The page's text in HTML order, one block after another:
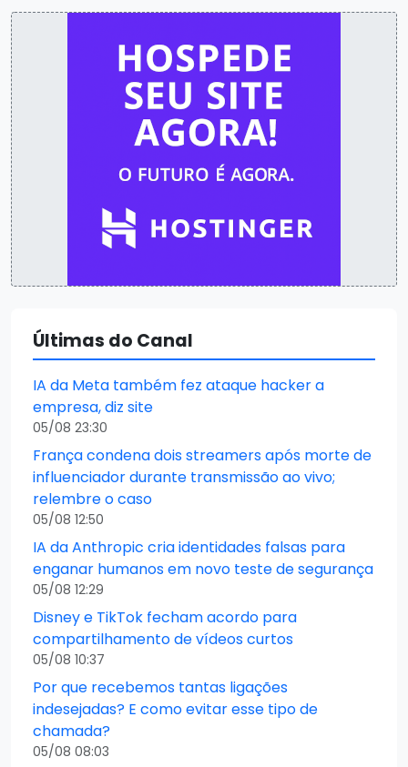
Últimas do Canal
IA da Meta também fez ataque hacker a
empresa, diz site
05/08 23:30
França condena dois streamers após morte de
influenciador durante transmissão ao vivo;
relembre o caso
05/08 12:50
IA da Anthropic cria identidades falsas para
enganar humanos em novo teste de segurança
05/08 12:29
Disney e TikTok fecham acordo para
compartilhamento de vídeos curtos
05/08 10:37
Por que recebemos tantas ligações
indesejadas? E como evitar esse tipo de
chamada?
05/08 08:03